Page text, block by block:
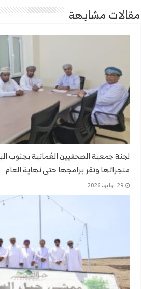
مقالات مشابهة
لجنة جمعية الصحفيين العُمانية بجنوب
منجزاتها وتقر برامجها حتى نهاية العام
29 يوليو، 2026